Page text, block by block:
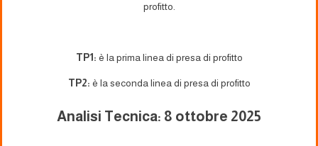
profitto.
TP1: è la prima linea di presa di profitto
TP2: è la seconda linea di presa di profitto
Analisi Tecnica: 8 ottobre 2025